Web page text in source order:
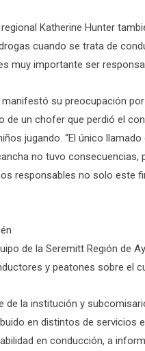
Katherine Hunter
cuando se trata de
muy importante ser
manifestó su preocupación
de un chofer que perdió el
jugando. “El único
no tuvo consecuencias,
responsables no solo este
de la Seremitt Región de
y peatones sobre el
de la institución y
en distintos de
en conducción, a